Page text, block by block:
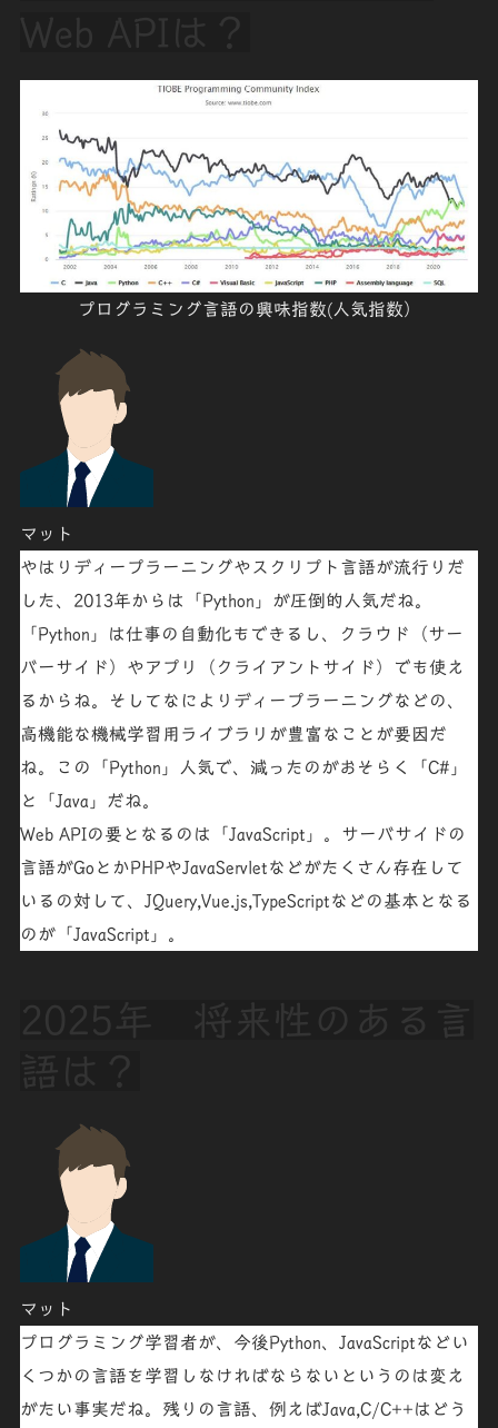
プログラミング言語の興味指数(人気指数）
マット
やはりディープラーニングやスクリプト言語が流行りだ
した、2013年からは「 Python 」が圧倒的人気だね。
「 Python 」は仕事の自動化もできるし、クラウド（サー
バーサイド）やアプリ（クライアントサイド）でも使え
るからね。そしてなによりディープラーニングなどの、
高機能な機械学習用ライブラリが豊富なことが要因だ
ね。この
「Python 」人気で、減ったのがおそらく「 C# 」
と「 Java 」だね。
Web APIの要となるのは「 JavaScript 」。サーバサイドの
言語がGoとかPHPやJavaServletなどがたくさん存在して
いるの対して、JQuery,Vue.js,TypeScriptなどの基本となる
のが「 JavaScript 」。
マット
プログラミング学習者が、今後Python、 JavaScriptなどい
くつかの言語を学習しなければならないというのは変え
がたい事実だね。残りの言語、例えばJava,C/C++はどう